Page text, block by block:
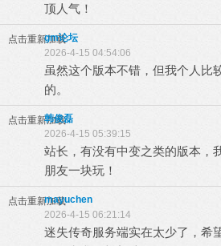
顶人气！
点击重新加载
gm论坛
2026-4-15 04:54:06
虽然这个版本不错，但我个人比
的。
点击重新加载
韩俊磊
2026-4-15 05:39:15
站长，有没有中变之类的版本，
朋友一块玩！
点击重新加载mayuchen
2026-4-15 06:21:14
迷失传奇服务端实在太少了，希